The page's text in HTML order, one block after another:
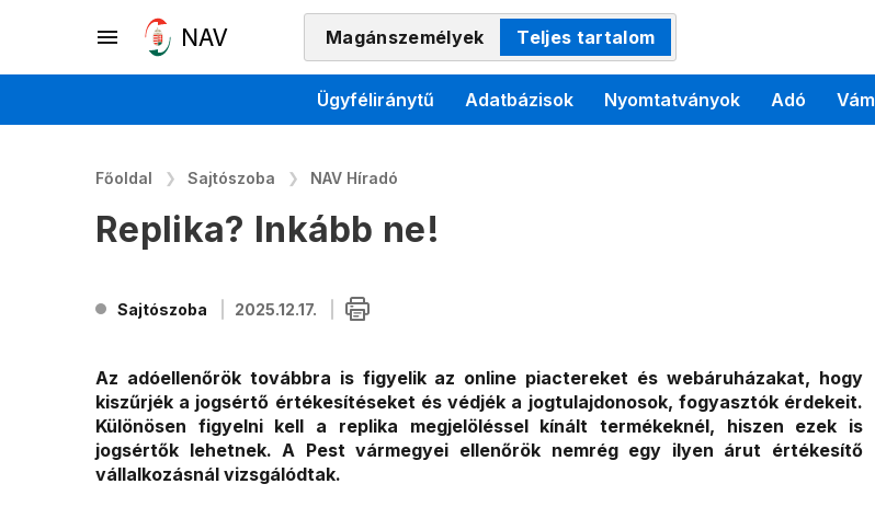
Magánszemélyek Teljes tartalom
Ügyféliránytű Adatbázisok Nyomtatványok Adó Vám
Főoldal Sajtószoba NAV Híradó
Replika? Inkább ne!
Sajtószoba 2025.12.17.
Az adóellenőrök továbbra is figyelik az online piactereket és webáruházakat, hogy
kiszűrjék a jogsértő értékesítéseket és védjék a jogtulajdonosok, fogyasztók érdekeit.
Különösen figyelni kell a replika megjelöléssel kínált termékeknél, hiszen ezek is
jogsértők lehetnek. A Pest vármegyei ellenőrök nemrég egy ilyen árut értékesítő
vállalkozásnál vizsgálódtak.